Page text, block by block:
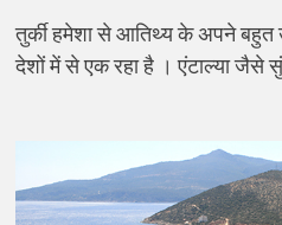
तुर्की हमेशा से आतिथ्य के अपने बहुत
देशों में से एक रहा है । एंटाल्या जैसे